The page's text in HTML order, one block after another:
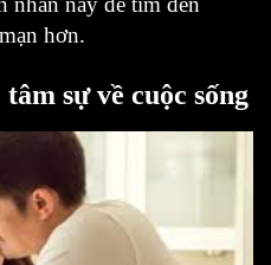
hơn.
sự về cuộc sống